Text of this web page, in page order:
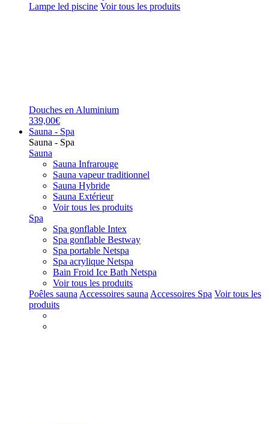
Lampe led piscine Voir tous les produits
Douches en Aluminium
339,00€
Sauna - Spa
Sauna - Spa
Sauna
Sauna Infrarouge
Sauna vapeur traditionnel
Sauna Hybride
Sauna Extérieur
Voir tous les produits
Spa
Spa gonflable Intex
Spa gonflable Bestway
Spa portable Netspa
Spa acrylique Netspa
Bain Froid Ice Bath Netspa
Voir tous les produits
Poêles sauna Accessoires sauna Accessoires Spa Voir tous les
produits